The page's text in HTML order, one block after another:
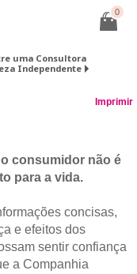
0
uma Consultora
Independente
Imprimir
consumidor não é
para a vida.
concisas,
e efeitos dos
sentir confiança
a Companhia